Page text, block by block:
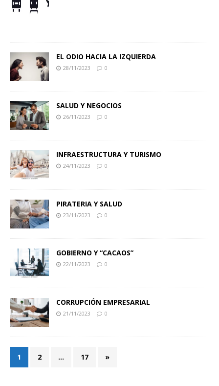
EL ODIO HACIA LA IZQUIERDA
28/11/2023 0
SALUD Y NEGOCIOS
26/11/2023 0
INFRAESTRUCTURA Y TURISMO
24/11/2023 0
PIRATERIA Y SALUD
23/11/2023 0
GOBIERNO Y “CACAOS”
22/11/2023 0
CORRUPCIÓN EMPRESARIAL
21/11/2023 0
1 2 … 17 »